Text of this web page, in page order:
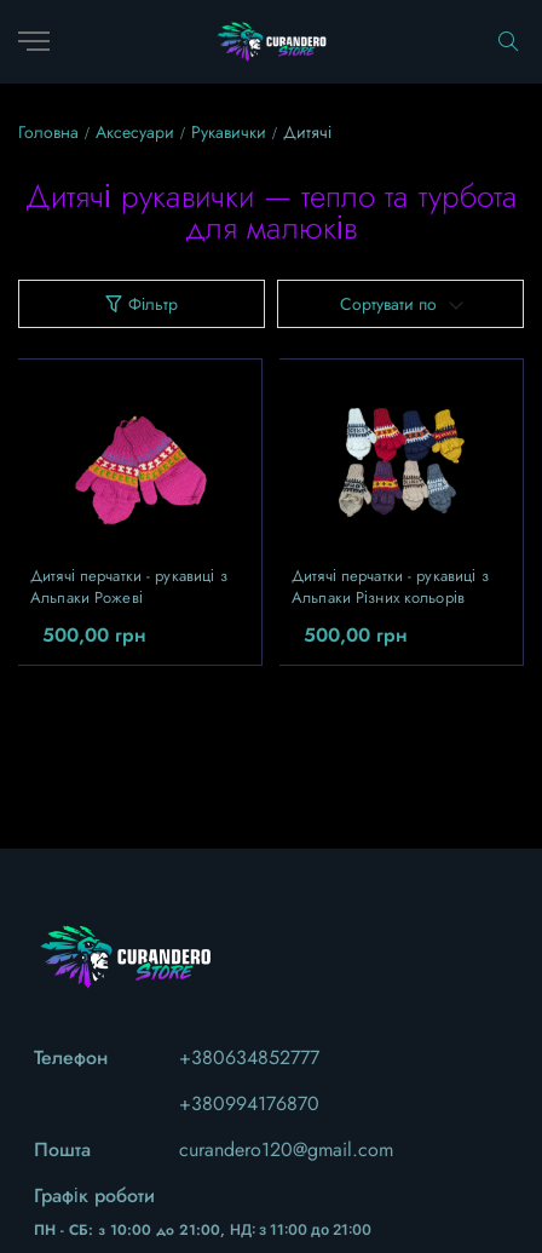
Головна Аксесуари Рукавички Дитячі
Дитячі рукавички — тепло та турбота
для малюків
Фільтр Сортувати по
Дитячі перчатки - рукавиці з
Альпаки Рожеві
500,00 грн
Дитячі перчатки - рукавиці з
Альпаки Різних кольорів
500,00 грн
Телефон
+380634852777
+380994176870
Пошта
curandero120@gmail.com
Графік роботи
ПН - СБ: з 10:00 до 21:00, НД: з 11:00 до 21:00